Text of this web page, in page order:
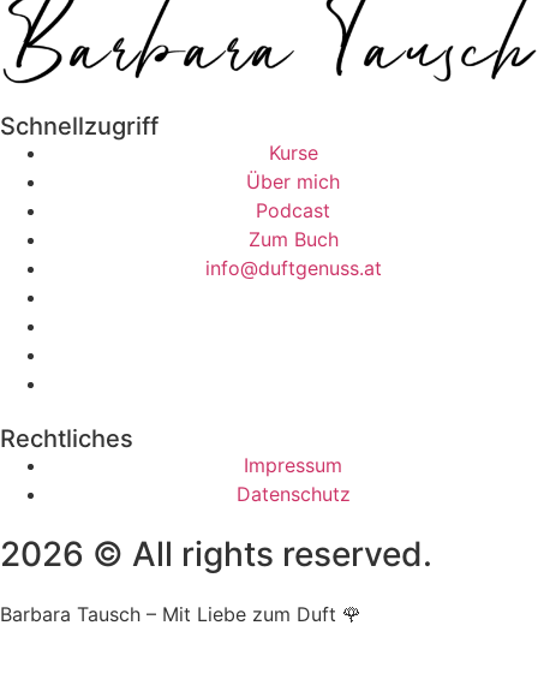
Schnellzugriff
Kurse
Über mich
Podcast
Zum Buch
info@duftgenuss.at
Rechtliches
Impressum
Datenschutz
2026 © All rights reserved.
Barbara Tausch – Mit Liebe zum Duft 🌹